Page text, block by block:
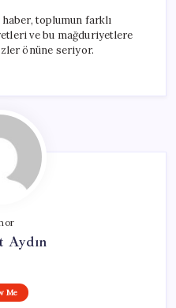
haber, toplumun farklı
ve bu mağduriyetlere
önüne seriyor.
Aydın
Me